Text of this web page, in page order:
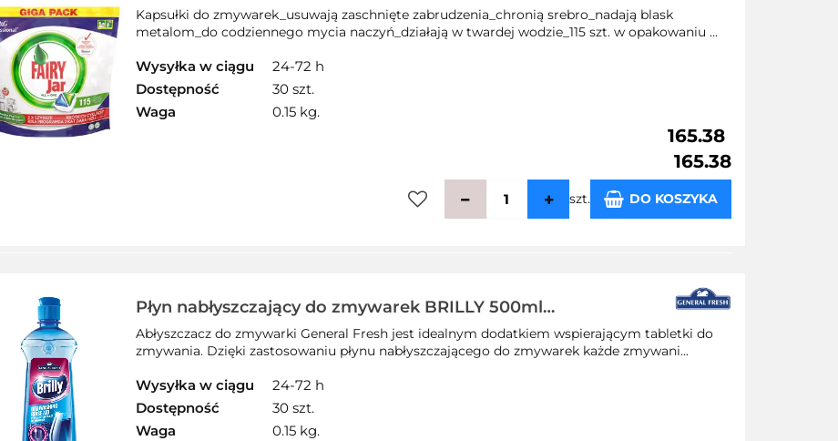
Lemon 115 sztuk 1001003689
Kapsułki do zmywarek_usuwają zaschnięte zabrudzenia_chronią srebro_nadają blask
metalom_do codziennego mycia naczyń_działają w twardej wodzie_115 szt. w opakowaniu ...
Wysyłka w ciągu
24-72 h
Dostępność
30 szt.
Waga
0.15 kg.
165.38
165.38
szt. DO KOSZYKA
Płyn nabłyszczający do zmywarek BRILLY 500ml
GENERAL FRESH 08106
Abłyszczacz do zmywarki General Fresh jest idealnym dodatkiem wspierającym tabletki do
zmywania. Dzięki zastosowaniu płynu nabłyszczającego do zmywarek każde zmywani...
Wysyłka w ciągu
24-72 h
Dostępność
30 szt.
Waga
0.15 kg.